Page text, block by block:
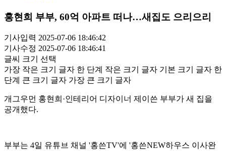
홍현희 부부, 60억 아파트 떠나…새집도 으리으리
기사입력 2025-07-06 18:46:42
기사수정 2025-07-06 18:46:41
글씨 크기 선택
가장 작은 크기 글자 한 단계 작은 크기 글자 기본 크기 글자 한
단계 큰 크기 글자 가장 큰 크기 글자
개그우먼 홍현희·인테리어 디자이너 제이쓴 부부가 새 집을
공개했다.
부부는 4일 유튜브 채널 '홍쓴TV'에 '홍쓴NEW하우스 이사완